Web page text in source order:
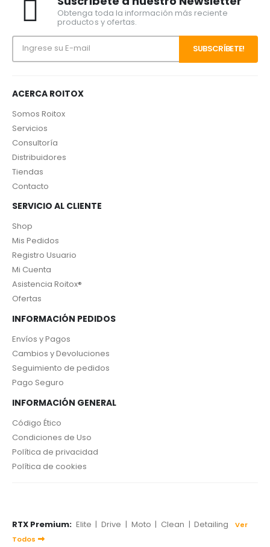
Obtenga toda la información más reciente
productos y ofertas.
ACERCA ROITOX
Somos Roitox
Servicios
Consultoría
Distribuidores
Tiendas
Contacto
SERVICIO AL CLIENTE
Shop
Mis Pedidos
Registro Usuario
Mi Cuenta
Asistencia Roitox®
Ofertas
INFORMACIÓN PEDIDOS
Envíos y Pagos
Cambios y Devoluciones
Seguimiento de pedidos
Pago Seguro
INFORMACIÓN GENERAL
Código Ético
Condiciones de Uso
Política de privacidad
Política de cookies
RTX Premium: Elite | Drive | Moto | Clean | Detailing
Ver
Todos